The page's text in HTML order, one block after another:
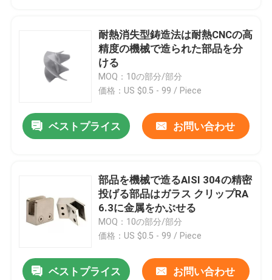
耐熱消失型鋳造法は耐熱CNCの高
精度の機械で造られた部品を分
ける
MOQ：10の部分/部分
価格：US $0.5 - 99 / Piece
ベストプライス お問い合わせ
部品を機械で造るAISI 304の精密
投げる部品はガラス クリップRA
6.3に金属をかぶせる
MOQ：10の部分/部分
価格：US $0.5 - 99 / Piece
ベストプライス お問い合わせ